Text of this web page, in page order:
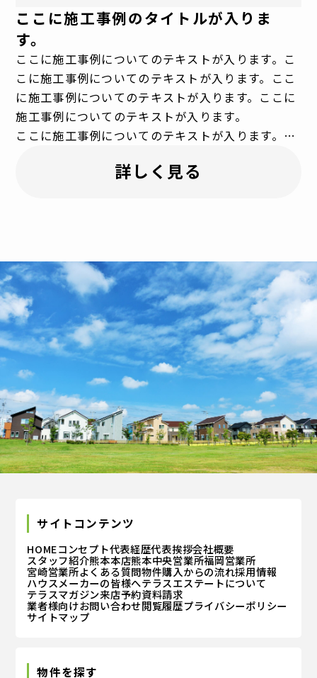
ここに施工事例のタイトルが入りま
す。
ここに施工事例についてのテキストが入ります。こ
こに施工事例についてのテキストが入ります。ここ
に施工事例についてのテキストが入ります。ここに
施工事例についてのテキストが入ります。
ここに施工事例についてのテキストが入ります。こ
に施工事例についてのテキストが入ります。
詳しく見る
サイトコンテンツ
HOMEコンセプト代表経歴代表挨拶会社概要
スタッフ紹介熊本本店熊本中央営業所福岡営業所
宮崎営業所よくある質問物件購入からの流れ採用情報
ハウスメーカーの皆様へテラスエステートについて
テラスマガジン来店予約資料請求
業者様向けお問い合わせ閲覧履歴プライバシーポリシー
サイトマップ
物件を探す